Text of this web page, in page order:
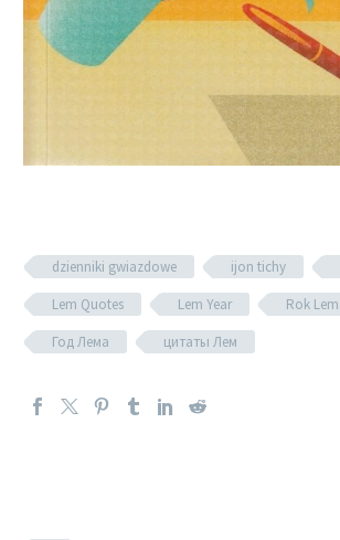
dzienniki gwiazdowe ijon tichy
Lem Quotes
Lem Year
Rok
Год Лема
цитаты Лем